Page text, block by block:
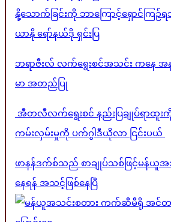
နို့သောက်ခြင်းကို ဘာကြောင့်ရှောင်ကြ
ယာနို ရော်နယ်ဒို ရှင်းပြ
ဘရာဇီးလ် လက်ရွေးစင်အသင်း ကနေ အ
မာ အတည်ပြု
အီတလီလက်ရွေးစင် နည်းပြချုပ်ရာထူ
ကမ်းလှမ်းမှုကို ပက်ဂွါဒီယိုလာ ငြင်းပယ်
ဖာနန်ဒက်စ်သည် စာချုပ်သစ်ဖြင့်မန်
နေရန် အသင့်ဖြစ်နေပြီ